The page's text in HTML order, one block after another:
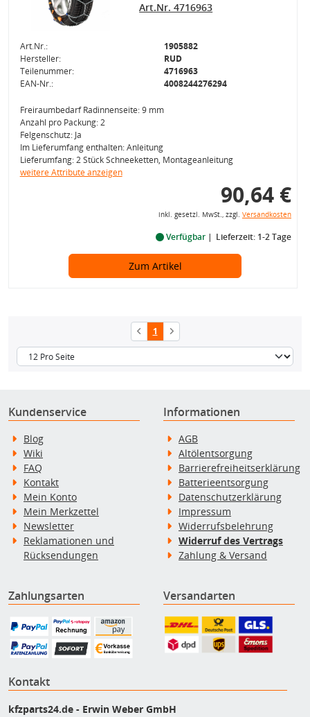
Art.Nr. 4716963
Art.Nr.:
1905882
Hersteller:
RUD
Teilenummer:
4716963
EAN-Nr.:
4008244276294
Freiraumbedarf Radinnenseite: 9 mm
Anzahl pro Packung: 2
Felgenschutz: Ja
Im Lieferumfang enthalten: Anleitung
Lieferumfang: 2 Stück Schneeketten, Montageanleitung
weitere Attribute anzeigen
90,64 €
inkl. gesetzl. MwSt., zzgl. Versandkosten
Verfügbar Lieferzeit: 1-2 Tage
Zum Artikel
1
Kundenservice
Blog
Wiki
FAQ
Kontakt
Mein Konto
Mein Merkzettel
Newsletter
Reklamationen und
Rücksendungen
Informationen
AGB
Altölentsorgung
Barrierefreiheitserklärung
Batterieentsorgung
Datenschutzerklärung
Impressum
Widerrufsbelehrung
Widerruf des Vertrags
Zahlung & Versand
Zahlungsarten Versandarten
Kontakt
kfzparts24.de - Erwin Weber GmbH